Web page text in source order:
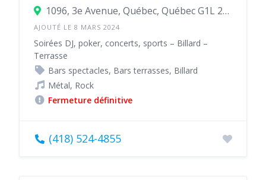
1096, 3e Avenue, Québec, Québec G1L 2X4, Canada
AJOUTÉ LE 8 MARS 2024
Soirées DJ, poker, concerts, sports – Billard –
Terrasse
Bars spectacles, Bars terrasses, Billard
Métal, Rock
Fermeture définitive
(418) 524-4855